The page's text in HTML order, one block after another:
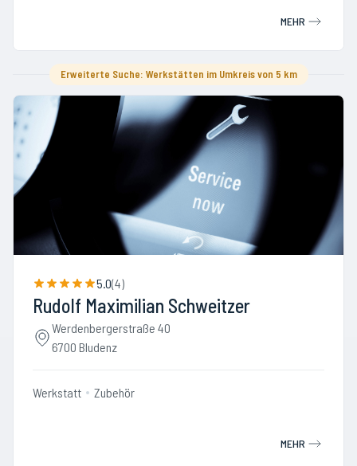
MEHR
Erweiterte Suche: Werkstätten im Umkreis von 5 km
5.0(4)
Rudolf Maximilian Schweitzer
Werdenbergerstraße 40
6700 Bludenz
Werkstatt Zubehör
MEHR